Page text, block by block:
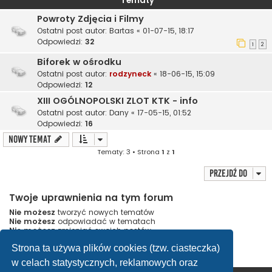
Strona ta używa plików cookies (tzw. ciasteczka)
w celach statystycznych, reklamowych oraz
Powroty Zdjęcia i Filmy
Ostatni post autor: Bartas « 01-07-15, 18:17
Odpowiedzi: 32 1 2
Biforek w ośrodku
Ostatni post autor: rodzyneck « 18-06-15, 15:09
Odpowiedzi: 12
XIII OGÓLNOPOLSKI ZLOT KTK - info
Ostatni post autor: Dany « 17-05-15, 01:52
Odpowiedzi: 16
NOWY TEMAT
Tematy: 3 • Strona 1 z 1
Przejdź do
Twoje uprawnienia na tym forum
Nie możesz tworzyć nowych tematów
Nie możesz odpowiadać w tematach
Nie możeszzmieniać swoich postów
Nie możeszdodawać załączników